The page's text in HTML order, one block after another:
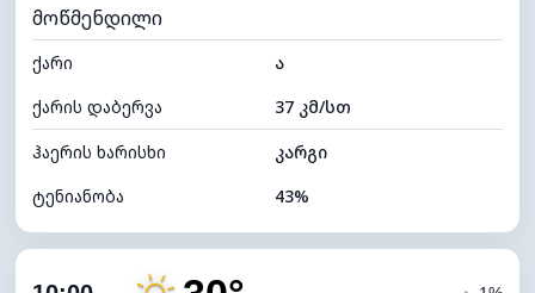
ხილვადობა
განათების ინდექსი 7 (ნათელი)
ღრუბლის სიმაღლე 11760 მ
მოწმენდილი
ქარი
ა
ქარის დაბერვა
37 კმ/სთ
ჰაერის ხარისხი
კარგი
ტენიანობა
43%
ღრუბლიანობა